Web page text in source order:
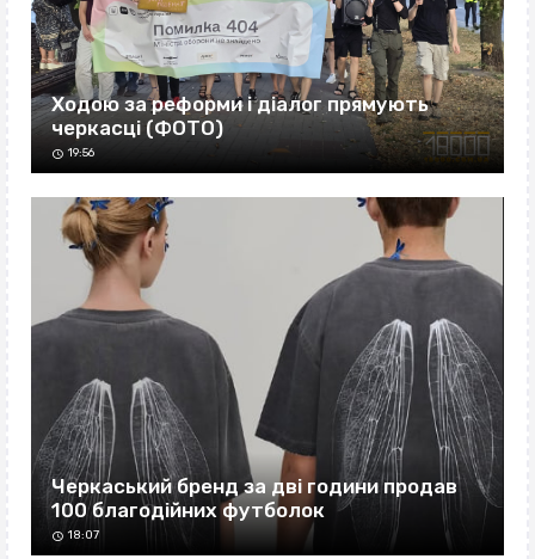
Ходою за реформи і діалог прямують
черкасці (ФОТО)
19:56
Черкаський бренд за дві години продав
100 благодійних футболок
18:07